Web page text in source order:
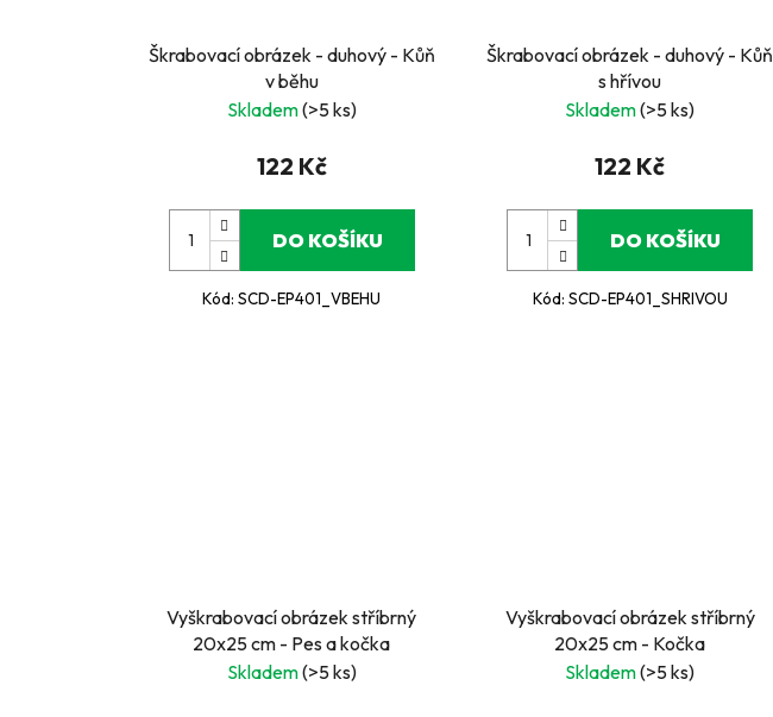
Škrabovací obrázek - duhový - Kůň
v běhu
Skladem(>5 ks)
122 Kč
DO KOŠÍKU
Kód:SCD-EP401_VBEHU
Škrabovací obrázek - duhový - Kůň
s hřívou
Skladem(>5 ks)
122 Kč
DO KOŠÍKU
Kód: SCD-EP401_SHRIVOU
Vyškrabovací obrázek stříbrný
20x25 cm - Pes a kočka
Skladem(>5 ks)
Vyškrabovací obrázek stříbrný
20x25 cm - Kočka
Skladem(>5 ks)